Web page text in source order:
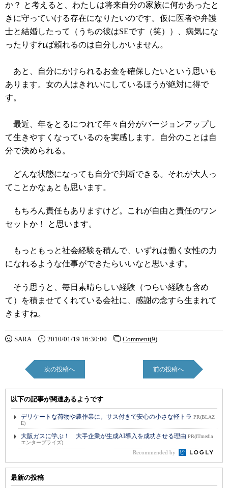
か？ と考えると、わたしは将来自分の家族に何かあったと
きに守っていける存在になりたいのです。仮に医者や弁護
士と結婚したって（うちの彼はSEです（笑））、病気にな
ったりすれば頼れるのは自分しかいません。
あと、自分にかけられるお金を確保したいという思いも
あります。女の人はきれいにしているほうが絶対に得で
す。
最近、年をとるにつれて年々自分がバージョンアップし
て生きやすくなっているのを実感します。自分のことは自
分で決められる。
どんな状態になっても自分で判断できる。それが大人っ
てことかなぁとも思います。
もちろん責任もありますけど。これが自由と責任のワン
セットか！ と思います。
もっともっと社会経験を積んで、いずれは働く女性の力
になれるような仕事ができたらいいなと思います。
そう思うと、毎日素晴らしい経験（つらい経験も含め
て）を積ませてくれている会社に、感謝の念すら生まれて
きますね。
SARA 2010/01/19 16:30:00 Comment(9)
次の投稿へ 前の投稿へ
以下の記事が関連あるようです
デリケートな荷物や農作業に。サス付きで安心の小さな軽トラ PR(BLAZ
E)
大阪ガスに学ぶ！ 大手企業が生成AI導入を成功させる理由 PR(ITmedia
エンタープライズ)
Recommended by
最新の投稿